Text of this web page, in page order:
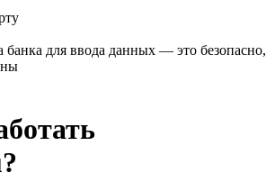
банка для ввода данных — это безопасно,